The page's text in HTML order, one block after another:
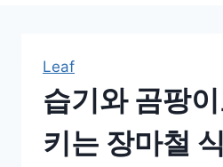
Leaf
습기와 곰팡
키는 장마철